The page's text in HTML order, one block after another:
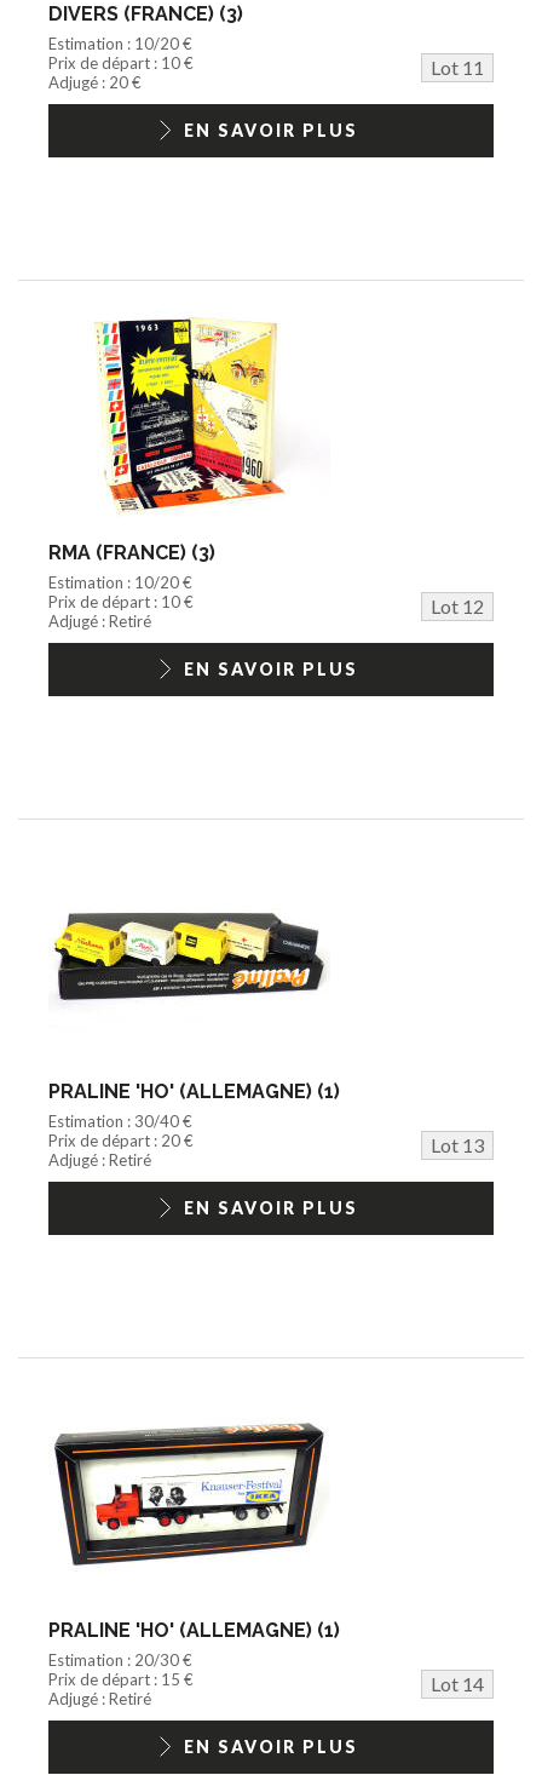
DIVERS (FRANCE) (3)
Estimation : 10/20 €
Prix de départ : 10 €
Lot 11
Adjugé : 20 €
EN SAVOIR PLUS
RMA (FRANCE) (3)
Estimation : 10/20 €
Prix de départ : 10 €
Lot 12
Adjugé : Retiré
EN SAVOIR PLUS
PRALINE 'HO' (ALLEMAGNE) (1)
Estimation : 30/40 €
Prix de départ : 20 €
Lot 13
Adjugé : Retiré
EN SAVOIR PLUS
PRALINE 'HO' (ALLEMAGNE) (1)
Estimation : 20/30 €
Prix de départ : 15 €
Lot 14
Adjugé : Retiré
EN SAVOIR PLUS